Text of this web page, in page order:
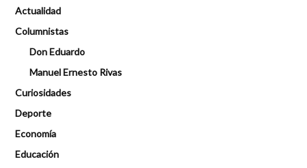
Actualidad
Columnistas
Don Eduardo
Manuel Ernesto Rivas
Curiosidades
Deporte
Economía
Educación